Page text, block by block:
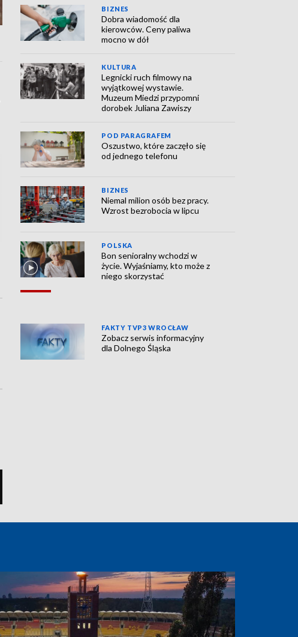
BIZNES
Dobra wiadomość dla
kierowców. Ceny paliwa
mocno w dół
KULTURA
Legnicki ruch filmowy na
wyjątkowej wystawie.
Muzeum Miedzi przypomni
dorobek Juliana Zawiszy
POD PARAGRAFEM
Oszustwo, które zaczęło się
od jednego telefonu
BIZNES
Niemal milion osób bez pracy.
Wzrost bezrobocia w lipcu
POLSKA
Bon senioralny wchodzi w
życie. Wyjaśniamy, kto może z
niego skorzystać
FAKTY TVP3 WROCŁAW
Zobacz serwis informacyjny
dla Dolnego Śląska